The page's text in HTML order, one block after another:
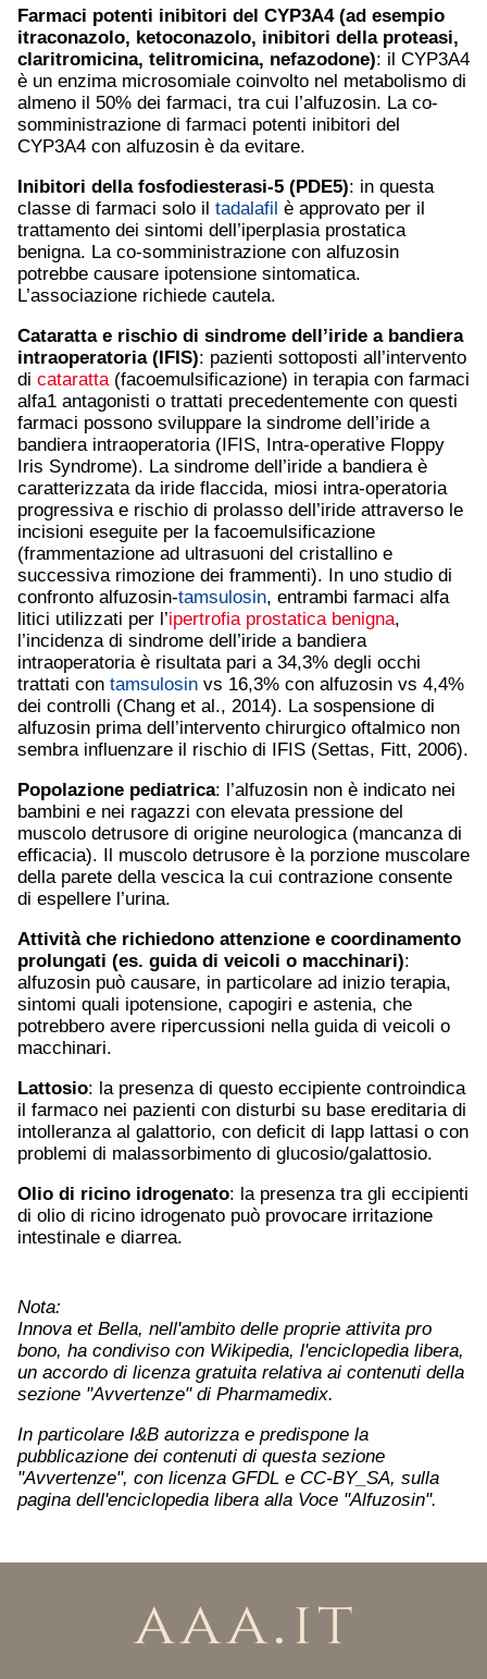
Farmaci potenti inibitori del CYP3A4 (ad esempio
itraconazolo, ketoconazolo, inibitori della proteasi,
claritromicina, telitromicina, nefazodone): il CYP3A4
è un enzima microsomiale coinvolto nel metabolismo di
almeno il 50% dei farmaci, tra cui l’alfuzosin. La co-
somministrazione di farmaci potenti inibitori del
CYP3A4 con alfuzosin è da evitare.
Inibitori della fosfodiesterasi-5 (PDE5): in questa
classe di farmaci solo il tadalafil è approvato per il
trattamento dei sintomi dell’iperplasia prostatica
benigna. La co-somministrazione con alfuzosin
potrebbe causare ipotensione sintomatica.
L’associazione richiede cautela.
Catarattae rischio di sindrome dell’iride a bandiera
intraoperatoria (IFIS): pazienti sottoposti all’intervento
di cataratta(facoemulsificazione) in terapia con farmaci
alfa1 antagonisti o trattati precedentemente con questi
farmaci possono sviluppare la sindrome dell’iride a
bandiera intraoperatoria (IFIS, Intra-operative Floppy
Iris Syndrome). La sindrome dell’iride a bandiera è
caratterizzata da iride flaccida, miosi intra-operatoria
progressiva e rischio di prolasso dell’iride attraverso le
incisioni eseguite per la facoemulsificazione
(frammentazione ad ultrasuoni del cristallino e
successiva rimozione dei frammenti). In uno studio di
confronto alfuzosin-tamsulosin, entrambi farmaci alfa
litici utilizzati per l’ipertrofia prostatica benigna,
l’incidenza di sindrome dell’iride a bandiera
intraoperatoria è risultata pari a 34,3% degli occhi
trattati con tamsulosin vs 16,3% con alfuzosin vs 4,4%
dei controlli (Chang et al., 2014). La sospensione di
alfuzosin prima dell’intervento chirurgico oftalmico non
sembra influenzare il rischio di IFIS (Settas, Fitt, 2006).
Popolazione pediatrica: l’alfuzosin non è indicato nei
bambini e nei ragazzi con elevata pressione del
muscolo detrusore di origine neurologica (mancanza di
efficacia). Il muscolo detrusore è la porzione muscolare
della parete della vescica la cui contrazione consente
di espellere l’urina.
Attività che richiedono attenzione e coordinamento
prolungati (es. guida di veicoli o macchinari):
alfuzosin può causare, in particolare ad inizio terapia,
sintomi quali ipotensione, capogiri e astenia, che
potrebbero avere ripercussioni nella guida di veicoli o
macchinari.
Lattosio: la presenza di questo eccipiente controindica
il farmaco nei pazienti con disturbi su base ereditaria di
intolleranza al galattorio, con deficit di lapp lattasi o con
problemi di malassorbimento di glucosio/galattosio.
Olio di ricino idrogenato: la presenza tra gli eccipienti
di olio di ricino idrogenato può provocare irritazione
intestinale e diarrea.
Nota:
Innova et Bella, nell'ambito delle proprie attivita pro
bono, ha condiviso con Wikipedia, l'enciclopedia libera,
un accordo di licenza gratuita relativa ai contenuti della
sezione "Avvertenze" di Pharmamedix.
In particolare I&B autorizza e predispone la
pubblicazione dei contenuti di questa sezione
"Avvertenze", con licenza GFDL e CC-BY_SA, sulla
pagina dell'enciclopedia libera alla Voce "Alfuzosin".